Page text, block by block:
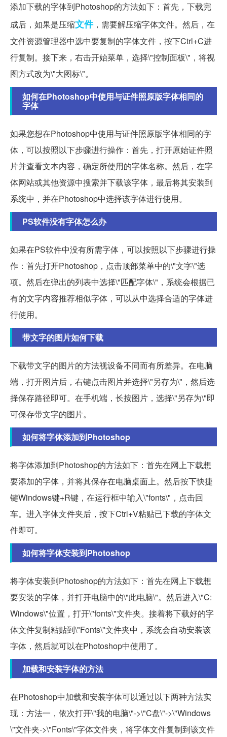
添加下载的字体到Photoshop的方法如下：首先，下载完
成后，如果是压缩文件，需要解压缩字体文件。然后，在
文件资源管理器中选中要复制的字体文件，按下Ctrl+C进
行复制。接下来，右击开始菜单，选择\"控制面板\"，将视
图方式改为\"大图标\"。
如何在Photoshop中使用与证件照原版字体相同的
字体
如果您想在Photoshop中使用与证件照原版字体相同的字
体，可以按照以下步骤进行操作：首先，打开原始证件照
片并查看文本内容，确定所使用的字体名称。然后，在字
体网站或其他资源中搜索并下载该字体，最后将其安装到
系统中，并在Photoshop中选择该字体进行使用。
PS软件没有字体怎么办
如果在PS软件中没有所需字体，可以按照以下步骤进行操
作：首先打开Photoshop，点击顶部菜单中的\"文字\"选
项。然后在弹出的列表中选择\"匹配字体\"，系统会根据已
有的文字内容推荐相似字体，可以从中选择合适的字体进
行使用。
带文字的图片如何下载
下载带文字的图片的方法视设备不同而有所差异。在电脑
端，打开图片后，右键点击图片并选择\"另存为\"，然后选
择保存路径即可。在手机端，长按图片，选择\"另存为\"即
可保存带文字的图片。
如何将字体添加到Photoshop
将字体添加到Photoshop的方法如下：首先在网上下载想
要添加的字体，并将其保存在电脑桌面上。然后按下快捷
键Windows键+R键，在运行框中输入\"fonts\"，点击回
车。进入字体文件夹后，按下Ctrl+V粘贴已下载的字体文
件即可。
如何将字体安装到Photoshop
将字体安装到Photoshop的方法如下：首先在网上下载想
要安装的字体，并打开电脑中的\"此电脑\"。然后进入\"C:
Windows\"位置，打开\"fonts\"文件夹。接着将下载好的字
体文件复制粘贴到\"Fonts\"文件夹中，系统会自动安装该
字体，然后就可以在Photoshop中使用了。
加载和安装字体的方法
在Photoshop中加载和安装字体可以通过以下两种方法实
现：方法一，依次打开\"我的电脑\"->\"C盘\"->\"Windows
\"文件夹->\"Fonts\"字体文件夹，将字体文件复制到该文件